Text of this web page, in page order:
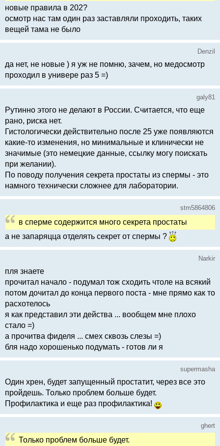
новые правила в 202?
осмотр нас там один раз заставляли проходить, таких
вещей тама не было
Denzil
да нет, не новые ) я уж не помню, зачем, но медосмотр
проходил в универе раз 5 =)
galy81
Рутинно этого не делают в России. Считается, что еще
рано, риска нет.
Гистологически действительно после 25 уже появляются
какие-то изменения, но минимальные и клинически не
значимые (это немецкие данные, ссылку могу поискать
при желании).
По поводу получения секрета простаты из спермы - это
намного технически сложнее для лаборатории.
stm5864806
в сперме содержится много секрета простаты
а не запаряцца отделять секрет от спермы ?
Narkir
пля знаете
прочитал начало - подумал тож сходить чтоле на всякий
потом дочитал до конца первого поста - мне прямо как то
расхотелось
я как представил эти действа ... вообщем мне плохо
стало =)
а прочитва фиделя ... смех сквозь слезы =)
бля надо хорошенько подумать - готов ли я
supermasha
Один хрен, будет запущенный простатит, через все это
пройдешь. Только проблем больше будет.
Профилактика и еще раз профилактика!
ghert
Только проблем больше будет.